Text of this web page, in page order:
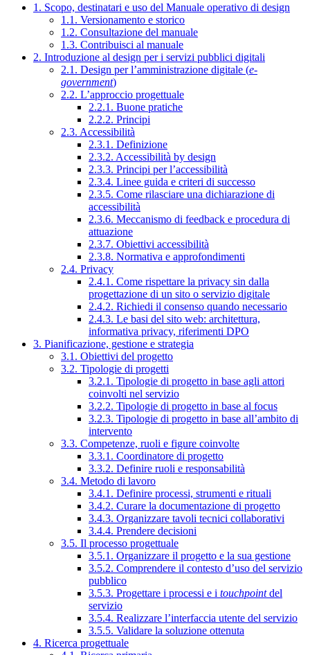
1. Scopo, destinatari e uso del Manuale operativo di design
1.1. Versionamento e storico
1.2. Consultazione del manuale
1.3. Contribuisci al manuale
2. Introduzione al design per i servizi pubblici digitali
2.1. Design per l’amministrazione digitale (e-
government)
2.2. L’approccio progettuale
2.2.1. Buone pratiche
2.2.2. Principi
2.3. Accessibilità
2.3.1. Definizione
2.3.2. Accessibilità by design
2.3.3. Principi per l’accessibilità
2.3.4. Linee guida e criteri di successo
2.3.5. Come rilasciare una dichiarazione di
accessibilità
2.3.6. Meccanismo di feedback e procedura di
attuazione
2.3.7. Obiettivi accessibilità
2.3.8. Normativa e approfondimenti
2.4. Privacy
2.4.1. Come rispettare la privacy sin dalla
progettazione di un sito o servizio digitale
2.4.2. Richiedi il consenso quando necessario
2.4.3. Le basi del sito web: architettura,
informativa privacy, riferimenti DPO
3. Pianificazione, gestione e strategia
3.1. Obiettivi del progetto
3.2. Tipologie di progetti
3.2.1. Tipologie di progetto in base agli attori
coinvolti nel servizio
3.2.2. Tipologie di progetto in base al focus
3.2.3. Tipologie di progetto in base all’ambito di
intervento
3.3. Competenze, ruoli e figure coinvolte
3.3.1. Coordinatore di progetto
3.3.2. Definire ruoli e responsabilità
3.4. Metodo di lavoro
3.4.1. Definire processi, strumenti e rituali
3.4.2. Curare la documentazione di progetto
3.4.3. Organizzare tavoli tecnici collaborativi
3.4.4. Prendere decisioni
3.5. Il processo progettuale
3.5.1. Organizzare il progetto e la sua gestione
3.5.2. Comprendere il contesto d’uso del servizio
pubblico
3.5.3. Progettare i processi e i touchpointdel
servizio
3.5.4. Realizzare l’interfaccia utente del servizio
3.5.5. Validare la soluzione ottenuta
4. Ricerca progettuale